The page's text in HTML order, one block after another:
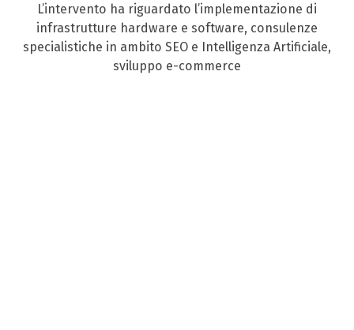
L’intervento ha riguardato l’implementazione di
infrastrutture hardware e software, consulenze
specialistiche in ambito SEO e Intelligenza Artificiale,
sviluppo e-commerce